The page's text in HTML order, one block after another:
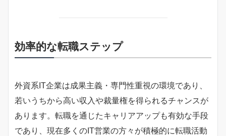
効率的な転職ステップ
外資系IT企業は成果主義・専門性重視の環境であり、
若いうちから高い収入や裁量権を得られるチャンスが
あります。転職を通じたキャリアアップも有効な手段
であり、現在多くのIT営業の方々が積極的に転職活動